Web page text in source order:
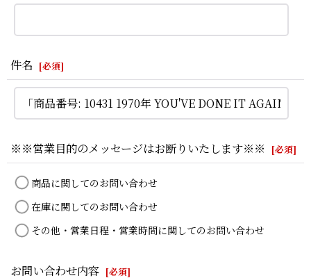
件名 [必須]
※※営業目的のメッセージはお断りいたします※※ [必須]
商品に関してのお問い合わせ
在庫に関してのお問い合わせ
その他・営業日程・営業時間に関してのお問い合わせ
お問い合わせ内容 [必須]